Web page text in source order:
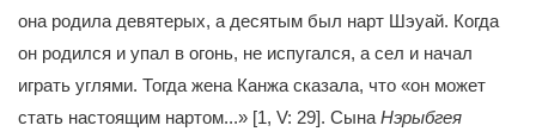
она родила девятерых, а десятым был нарт Шэуай. Когда
он родился и упал в огонь, не испугался, а сел и начал
играть углями. Тогда жена Канжа сказала, что «он может
стать настоящим нартом...» [1, V: 29]. Сына Нэрыбгея